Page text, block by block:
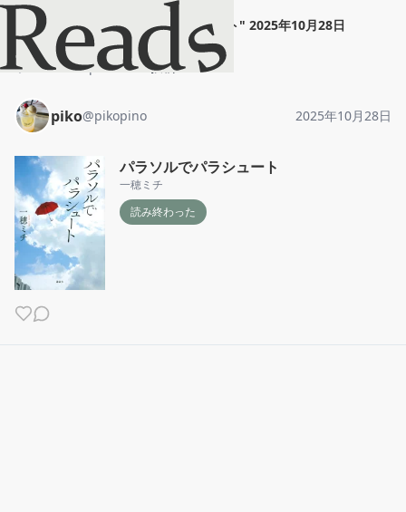
piko パラソルでパラシュート" 2025年10月28日
ホーム piko 投稿
piko@pikopino 2025年10月28日
パラソルでパラシュート
一穂ミチ
読み終わった